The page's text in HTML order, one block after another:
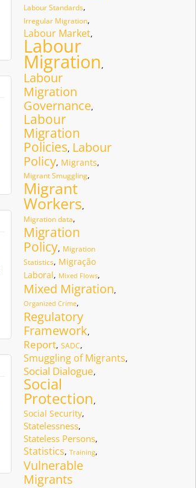
Labour Standards,
Irregular Migration,
Labour Market,
Labour
Migration,
Labour
Migration
Governance,
Labour
Migration
Policies, Labour
Policy, Migrants,
Migrant Smuggling,
Migrant
Workers,
Migration data,
Migration
Policy, Migration
Statistics, Migração
Laboral, Mixed Flows,
Mixed Migration,
Organized Crime,
Regulatory
Framework,
Report, SADC,
Smuggling of Migrants,
Social Dialogue,
Social
Protection,
Social Security,
Statelessness,
Stateless Persons,
Statistics, Training,
Vulnerable
Migrants